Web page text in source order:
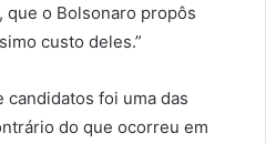
o Bolsonaro propôs
custo deles.”
candidatos foi uma das
do que ocorreu em